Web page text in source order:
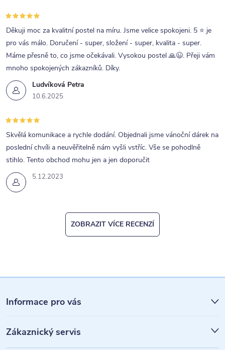
p
r
v
k
y
v
p
i
s
u
Ludvíková Petra
10.6.2025
Děkuji moc za kvalitní postel na míru. Jsme velice spokojeni. 5 ⭐ je
pro vás málo. Doručení - super, složení - super, kvalita - super.
Máme přesně to, co jsme očekávali. Vysokou postel 🙏😉. Přeji vám
mnoho spokojených zákazníků. Díky.
5.12.2023
Skvělá komunikace a rychle dodání. Objednali jsme vánoční dárek na
poslední chvíli a neuvěřitelně nám vyšli vstříc. Vše se pohodlně
stihlo. Tento obchod mohu jen a jen doporučit
ZOBRAZIT VÍCE RECENZÍ
á
p
a
Informace pro vás
Zákaznický servis